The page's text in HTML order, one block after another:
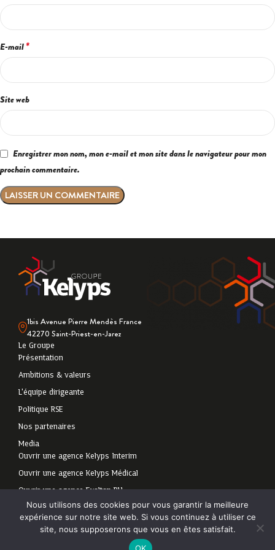
E-mail*
Site web
Enregistrer mon nom, mon e-mail et mon site dans le navigateur pour mon
prochain commentaire.
1bis Avenue Pierre Mendès France
42270 Saint-Priest-en-Jarez
Le Groupe
Présentation
Ambitions & valeurs
L'équipe dirigeante
Politique RSE
Nos partenaires
Media
Ouvrir une agence Kelyps Interim
Ouvrir une agence Kelyps Médical
Ouvrir une agence Exaltan RH
Découvrir Kelyps Interim
Découvrir Exaltan RH
Politique de protection des données personnelles
Nous utilisons des cookies pour vous garantir la meilleure
expérience sur notre site web. Si vous continuez à utiliser ce
site, nous supposerons que vous en êtes satisfait.
OK